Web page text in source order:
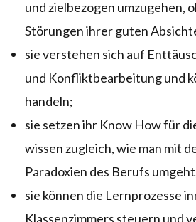
und zielbezogen umzugehen,
Störungen ihrer guten
sie verstehen sich auf
und Konfliktbearbeitung und
handeln;
sie setzen ihr Know How für
wissen zugleich, wie man mit
Paradoxien des Berufs
sie können die Lernprozesse
Klassenzimmers steuern und